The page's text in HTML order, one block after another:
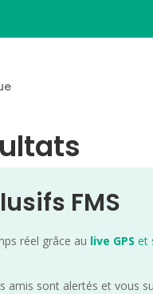
FMS
réel grâce au live GPS et
amis sont alertés et vous